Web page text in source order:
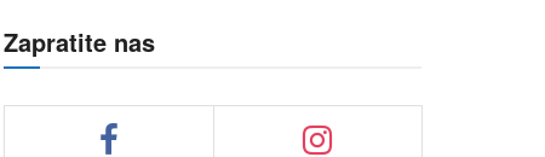
Zapratite nas